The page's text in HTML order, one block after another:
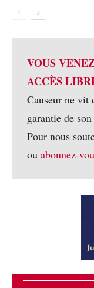
VOUS
ACCÈS
Causeur ne vit
garantie de
Pour nous
ou abonnez-